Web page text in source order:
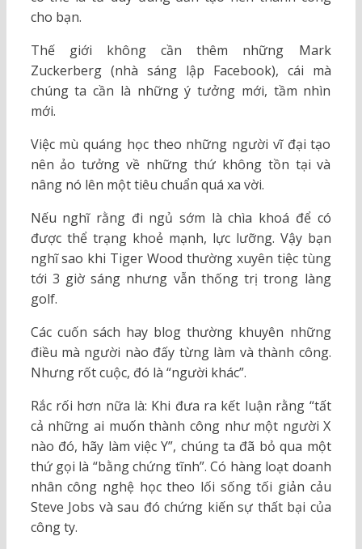
cho bạn.
Thế giới không cần thêm những Mark
Zuckerberg (nhà sáng lập Facebook), cái mà
chúng ta cần là những ý tưởng mới, tầm nhìn
mới.
Việc mù quáng học theo những người vĩ đại tạo
nên ảo tưởng về những thứ không tồn tại và
nâng nó lên một tiêu chuẩn quá xa vời.
Nếu nghĩ rằng đi ngủ sớm là chìa khoá để có
được thể trạng khoẻ mạnh, lực lưỡng. Vậy bạn
nghĩ sao khi Tiger Wood thường xuyên tiệc tùng
tới 3 giờ sáng nhưng vẫn thống trị trong làng
golf.
Các cuốn sách hay blog thường khuyên những
điều mà người nào đấy từng làm và thành công.
Nhưng rốt cuộc, đó là “người khác”.
Rắc rối hơn nữa là: Khi đưa ra kết luận rằng “tất
cả những ai muốn thành công như một người X
nào đó, hãy làm việc Y”, chúng ta đã bỏ qua một
thứ gọi là “bằng chứng tĩnh”. Có hàng loạt doanh
nhân công nghệ học theo lối sống tối giản cảu
Steve Jobs và sau đó chứng kiến sự thất bại của
công ty.